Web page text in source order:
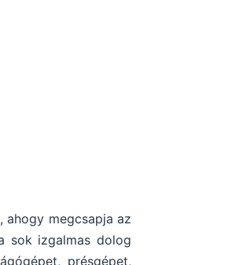
ahogy megcsapja az
sok izgalmas dolog
présgépet,